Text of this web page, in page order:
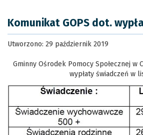
Komunikat GOPS dot.
Utworzono: 29 październik 2019
Gminny Ośrodek Pomocy Społecznej
wypłaty świadczeń w